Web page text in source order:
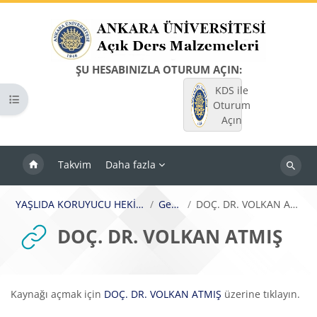
ŞU HESABINIZLA OTURUM AÇIN:
KDS ile
Oturum
Açın
Takvim Daha fazla
Dersleri
Kurs dizinini aç
YAŞLIDA KORUYUCU HEKİMLİK Genel DOÇ. DR. VOLKAN ATMIŞ
DOÇ. DR. VOLKAN ATMIŞ
Tamamlama Gereklilikleri
Kaynağı açmak için DOÇ. DR. VOLKAN ATMIŞ üzerine tıklayın.